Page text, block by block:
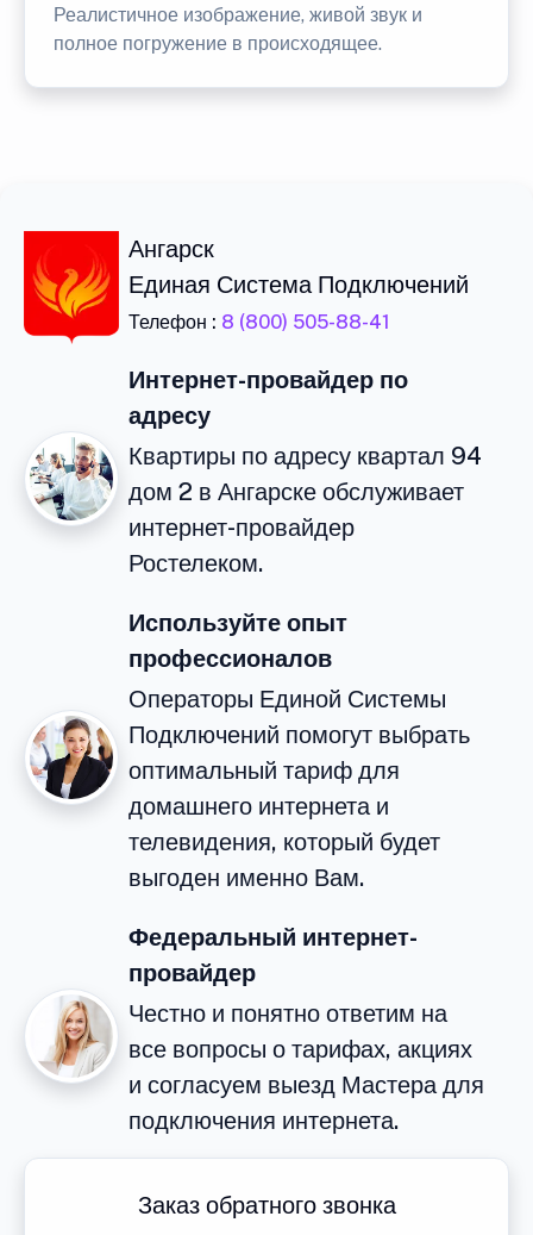
Реалистичное изображение, живой звук и
полное погружение в происходящее.
Ангарск
Единая Система Подключений
Телефон : 8 (800) 505-88-41
Интернет-провайдер по
адресу
Квартиры по адресу квартал 94
дом 2 в Ангарске обслуживает
интернет-провайдер
Ростелеком.
Используйте опыт
профессионалов
Операторы Единой Системы
Подключений помогут выбрать
оптимальный тариф для
домашнего интернета и
телевидения, который будет
выгоден именно Вам.
Федеральный интернет-
провайдер
Честно и понятно ответим на
все вопросы о тарифах, акциях
и согласуем выезд Мастера для
подключения интернета.
Заказ обратного звонка